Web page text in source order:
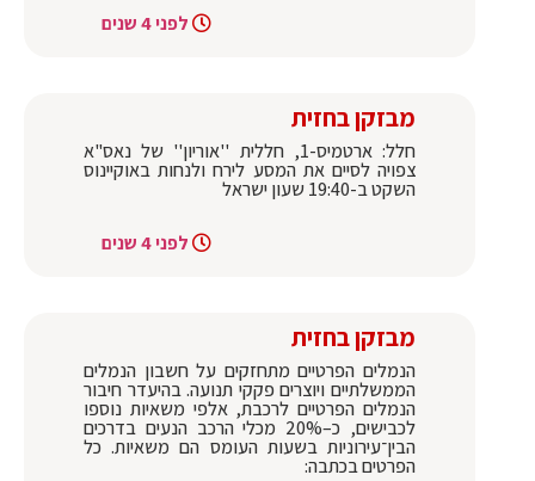
לפני 4 שנים
מבזקן בחזית
חלל: ארטמיס-1, חללית ''אוריון'' של נאס"א
צפויה לסיים את המסע לירח ולנחות באוקיינוס
השקט ב-19:40 שעון ישראל
לפני 4 שנים
מבזקן בחזית
הנמלים הפרטיים מתחזקים על חשבון הנמלים
הממשלתיים ויוצרים פקקי תנועה. בהיעדר חיבור
הנמלים הפרטיים לרכבת, אלפי משאיות נוספו
לכבישים, כ–20% מכלי הרכב הנעים בדרכים
הבין־עירוניות בשעות העומס הם משאיות. כל
הפרטים בכתבה: